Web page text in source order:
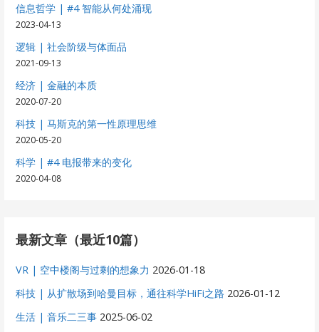
信息哲学 | #4 智能从何处涌现
2023-04-13
逻辑 | 社会阶级与体面品
2021-09-13
经济 | 金融的本质
2020-07-20
科技 | 马斯克的第一性原理思维
2020-05-20
科学 | #4 电报带来的变化
2020-04-08
最新文章（最近10篇）
VR | 空中楼阁与过剩的想象力 2026-01-18
科技 | 从扩散场到哈曼目标，通往科学HiFi之路 2026-01-12
生活 | 音乐二三事 2025-06-02